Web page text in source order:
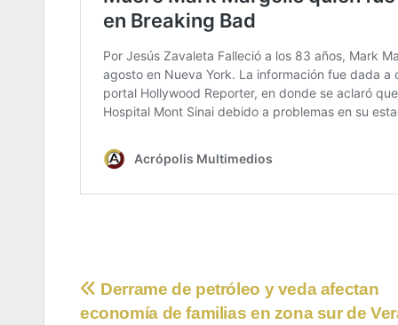
Navegación
Derrame de petróleo y veda afectan
economía de familias en zona sur de